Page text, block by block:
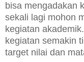
bisa mengadakan
sekali lagi mohon
kegiatan
kegiatan semakin
target nilai dan